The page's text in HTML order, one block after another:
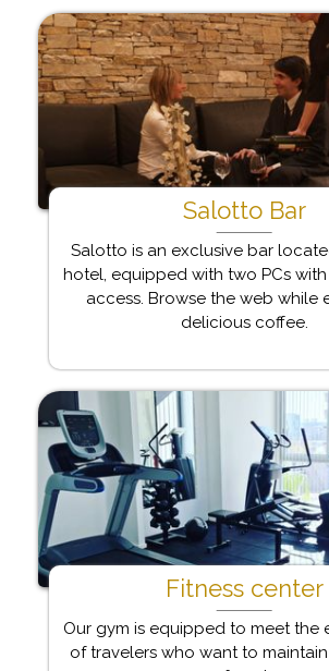
Salotto Bar
Salotto is an exclusive bar
hotel, equipped with two PCs
access. Browse the web while
delicious coffee.
Fitness center
Our gym is equipped to meet the
of travelers who want to